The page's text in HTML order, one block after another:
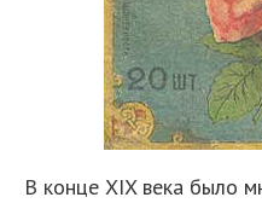
В конце XIX века было